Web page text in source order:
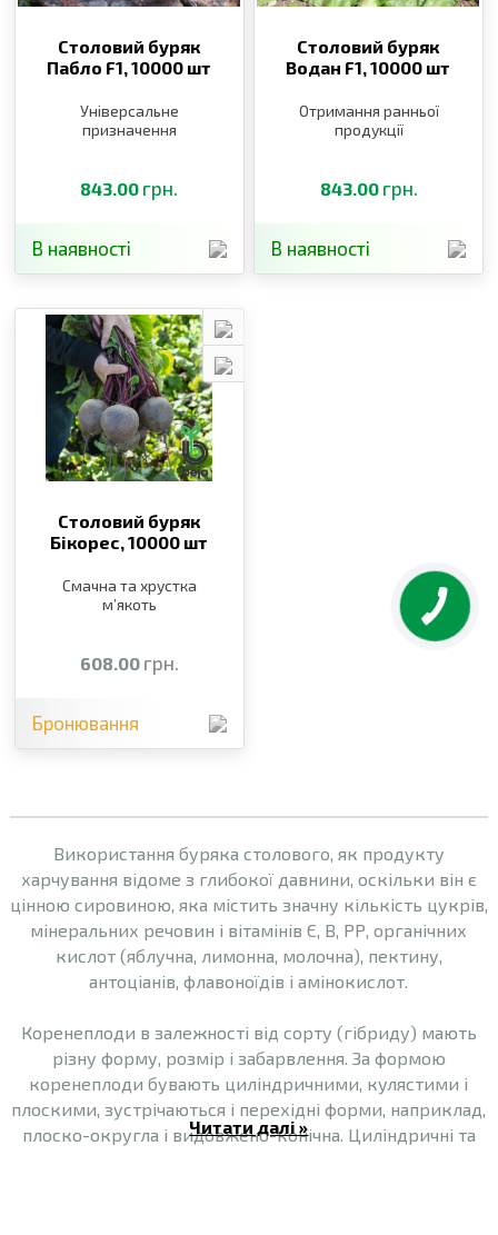
Столовий буряк
Пабло F1,10000 шт
Універсальне
призначення
843.00 грн.
В наявності
Столовий буряк
Водан F1,10000 шт
Отримання ранньої
продукції
843.00 грн.
В наявності
Столовий буряк
Бікорес,10000 шт
Смачна та хрустка
м’якоть
608.00 грн.
Бронювання
Використання буряка столового, як продукту
харчування відоме з глибокої давнини, оскільки він є
цінною сировиною, яка містить значну кількість цукрів,
мінеральних речовин і вітамінів Є, В, РР, органічних
кислот (яблучна, лимонна, молочна), пектину,
антоціанів, флавоноїдів і амінокислот.
Коренеплоди в залежності від сорту (гібриду) мають
різну форму, розмір і забарвлення. За формою
коренеплоди бувають циліндричними, кулястими і
плоскими, зустрічаються і перехідні форми, наприклад,
плоско-округла і видовжено-конічна. Циліндричні та
Читати далі »